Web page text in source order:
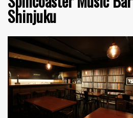
Shinjuku